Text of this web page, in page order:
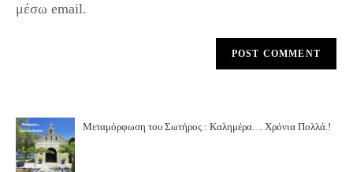
μέσω email.
Μεταμόρφωση του Σωτήρος : Καλημέρα… Χρόνια Πολλά.!